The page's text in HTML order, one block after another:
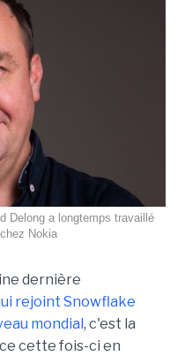
Delong a longtemps travaillé
Nokia
dernière
rejoint Snowflake
mondial , c'est la
cette fois-ci en